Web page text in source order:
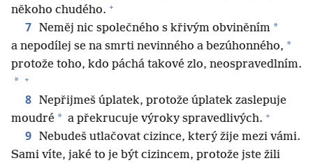
někoho chudého. +
7 Neměj nic společného s křivým obviněním *
a nepodílej se na smrti nevinného a bezúhonného, *
protože toho, kdo páchá takové zlo, neospravedlním.
* +
8 Nepřijmeš úplatek, protože úplatek zaslepuje
moudré * a překrucuje výroky spravedlivých. +
9 Nebudeš utlačovat cizince, který žije mezi vámi.
Sami víte, jaké to je být cizincem, protože jste žili